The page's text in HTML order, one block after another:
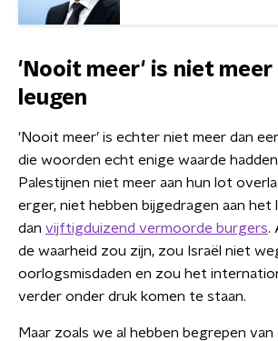
'Nooit meer' is niet meer
leugen
'Nooit meer’ is echter niet meer dan
die woorden echt enige waarde
Palestijnen niet meer aan hun lot
erger, niet hebben bijgedragen aan het
dan vijftigduizend vermoorde burgers.
de waarheid zou zijn, zou Israël niet
oorlogsmisdaden en zou het
verder onder druk komen te staan.
Maar zoals we al hebben begrepen